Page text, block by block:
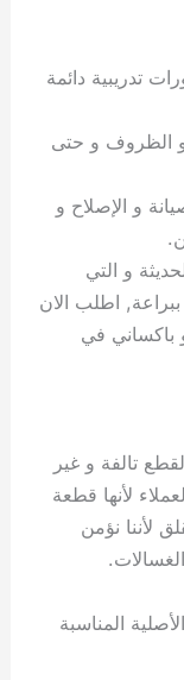
تدريبية دائمة
و الظروف و حتى
و الإصلاح و
و التي
اطلب الان
باكساني في
تالفة و غير
لأنها قطعة
لأننا نؤمن
المناسبة